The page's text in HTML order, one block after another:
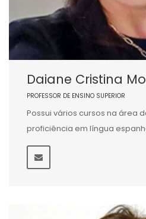
Daiane Cristina
PROFESSOR DE ENSINO SUPERIOR
Possui vários cursos na área
proficiência em língua